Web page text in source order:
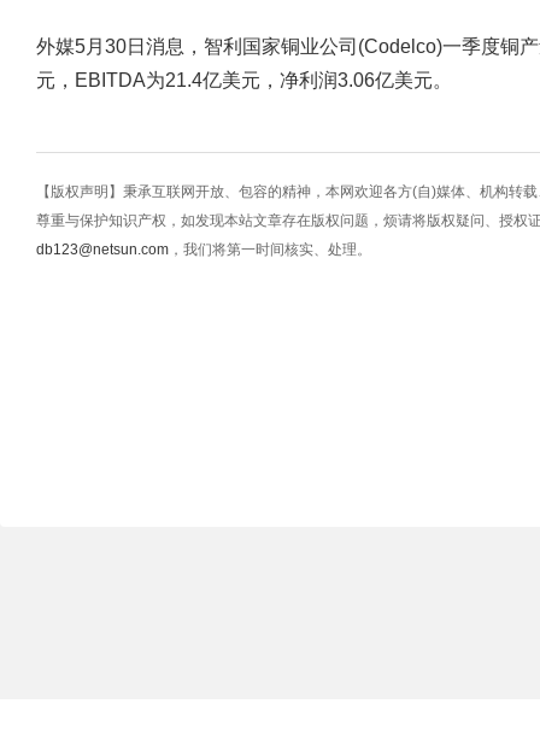
外媒5月30日消息，智利国家铜业公司(Codelco)一季度铜
元，EBITDA为21.4亿美元，净利润3.06亿美元。
【版权声明】秉承互联网开放、包容的精神，本网欢迎各方(自)媒体、机构转
尊重与保护知识产权，如发现本站文章存在版权问题，烦请将版权疑问、授权
db123@netsun.com ，我们将第一时间核实、处理。